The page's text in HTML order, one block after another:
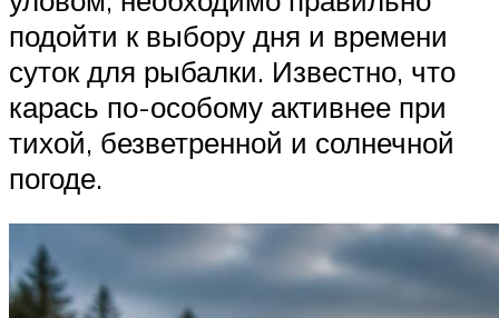
подойти к выбору дня и времени
суток для рыбалки. Известно, что
карась по-особому активнее при
тихой, безветренной и солнечной
погоде.